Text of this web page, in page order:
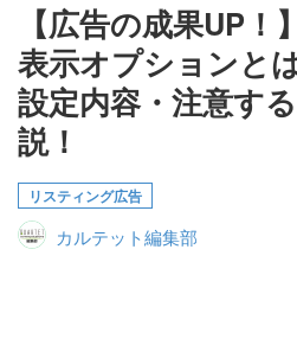
実績・お客様の声
初めて導入をお考えの方
代理店の乗り換えをお考えの方
広告代理店・HP制作会社様へ
お申し込みから運用開始までの流れ
【広告の成果UP！
表示オプションと
設定内容・注意す
説！
リスティング広告
カルテット編集部